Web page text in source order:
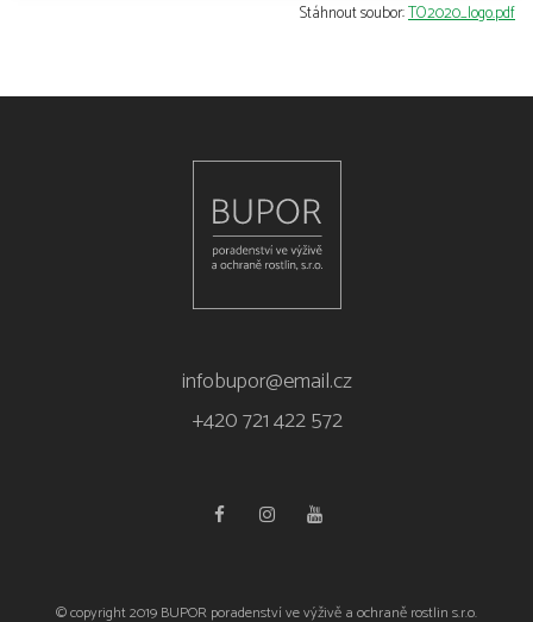
Stáhnout soubor:TO2020_logo.pdf
infobupor@email.cz
+420 721 422 572
© copyright 2019 BUPOR poradenství ve výživě a ochraně rostlin s.r.o.